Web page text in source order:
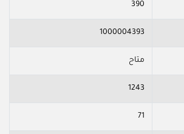
390
1000004393
متاح
1243
71